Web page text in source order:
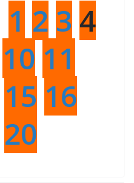
1 2 3 4
10 11
15 16
20